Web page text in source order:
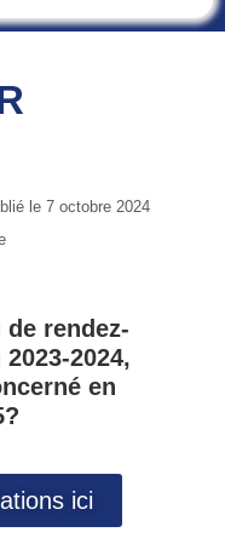
le 7 octobre 2024
de rendez-
2024,
en
ici